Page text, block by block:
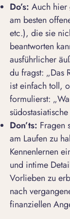
Do’s: Auch hier
am besten
etc.), die sie
beantworten
ausführlicher
du fragst: „Das
ist einfach toll,
formulierst: „
Don’ts: Fragen
am Laufen zu
Kennenlernen
und intime
Vorlieben zu
nach
finanziellen